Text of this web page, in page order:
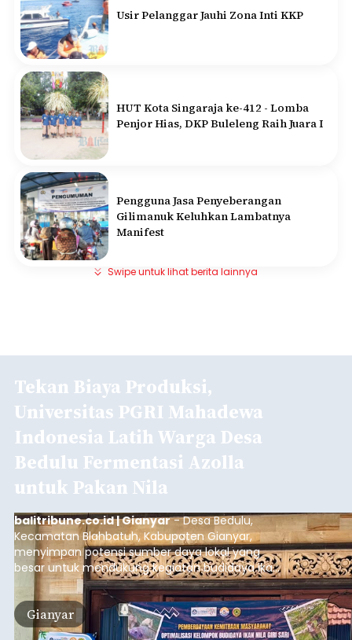
Usir Pelanggar Jauhi Zona Inti KKP
HUT Kota Singaraja ke-412 - Lomba
Penjor Hias, DKP Buleleng Raih Juara I
Pengguna Jasa Penyeberangan
Gilimanuk Keluhkan Lambatnya
Manifest
Swipe untuk lihat berita lainnya
Tekan Biaya Produksi,
Universitas PGRI Mahadewa
Indonesia Latih Warga Desa
Bedulu Fermentasi Azolla
untuk Pakan Nila
balitribune.co.id | Gianyar- Desa Bedulu,
Kecamatan Blahbatuh, Kabupaten Gianyar,
menyimpan potensi sumber daya lokal yang
besar untuk mendukung kegiatan budidaya ikan
nila.
Gianyar